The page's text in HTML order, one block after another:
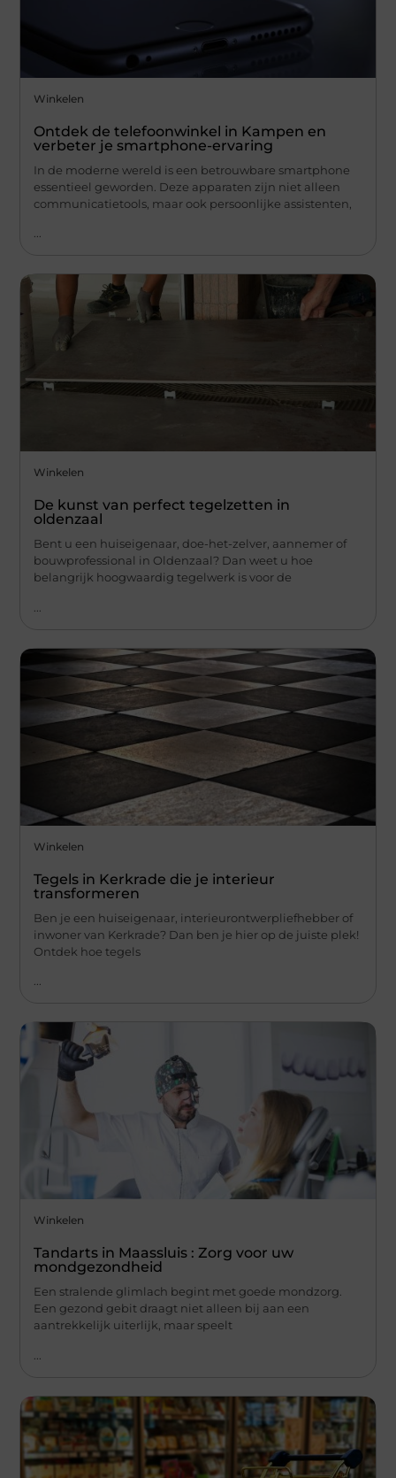
Winkelen
Ontdek de telefoonwinkel in Kampen en
verbeter je smartphone-ervaring
In de moderne wereld is een betrouwbare smartphone
essentieel geworden. Deze apparaten zijn niet alleen
communicatietools, maar ook persoonlijke assistenten,
...
Winkelen
De kunst van perfect tegelzetten in
oldenzaal
Bent u een huiseigenaar, doe-het-zelver, aannemer of
bouwprofessional in Oldenzaal? Dan weet u hoe
belangrijk hoogwaardig tegelwerk is voor de
Winkelen
Tegels in Kerkrade die je interieur
transformeren
Ben je een huiseigenaar, interieurontwerpliefhebber of
inwoner van Kerkrade? Dan ben je hier op de juiste plek!
Ontdek hoe tegels
Winkelen
Tandarts in Maassluis : Zorg voor uw
mondgezondheid
Een stralende glimlach begint met goede mondzorg.
Een gezond gebit draagt niet alleen bij aan een
aantrekkelijk uiterlijk, maar speelt